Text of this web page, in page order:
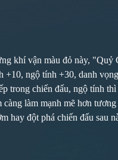
khí vận màu đỏ này, "Quỷ
+10, ngộ tính +30, danh
trong chiến đấu, ngộ tính
càng làm mạnh mẽ hơn
hay đột phá chiến đấu sau